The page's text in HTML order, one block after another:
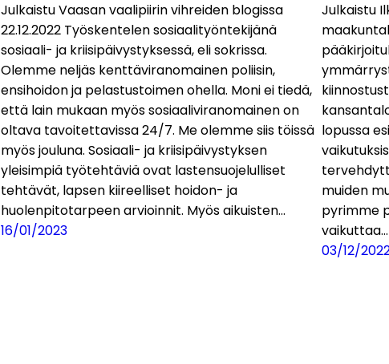
Julkaistu Vaasan vaalipiirin vihreiden blogissa
22.12.2022 Työskentelen sosiaalityöntekijänä
sosiaali- ja kriisipäivystyksessä, eli sokrissa.
Olemme neljäs kenttäviranomainen poliisin,
ensihoidon ja pelastustoimen ohella. Moni ei tiedä,
että lain mukaan myös sosiaaliviranomainen on
oltava tavoitettavissa 24/7. Me olemme siis töissä
myös jouluna. Sosiaali- ja kriisipäivystyksen
yleisimpiä työtehtäviä ovat lastensuojelulliset
tehtävät, lapsen kiireelliset hoidon- ja
huolenpitotarpeen arvioinnit. Myös aikuisten…
16/01/2023
Julkaistu
lopussa
muiden
pyrimme
vaikuttaa…
03/12/